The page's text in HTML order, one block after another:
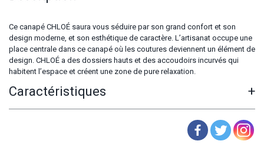
Ce canapé CHLOÉ saura vous séduire par son grand confort et son
design moderne, et son esthétique de caractère. L’artisanat occupe une
place centrale dans ce canapé où les coutures deviennent un élément de
design. CHLOÉ a des dossiers hauts et des accoudoirs incurvés qui
habitent l’espace et créent une zone de pure relaxation.
Caractéristiques +